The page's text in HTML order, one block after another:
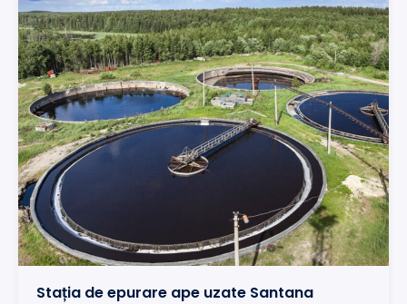
Stația de epurare ape uzate Santana